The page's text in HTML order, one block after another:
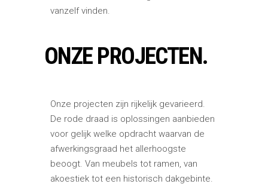
vanzelf vinden.
ONZE PROJECTEN.
Onze projecten zijn rijkelijk gevarieerd.
De rode draad is oplossingen aanbieden
voor gelijk welke opdracht waarvan de
afwerkingsgraad het allerhoogste
beoogt. Van meubels tot ramen, van
akoestiek tot een historisch dakgebinte.